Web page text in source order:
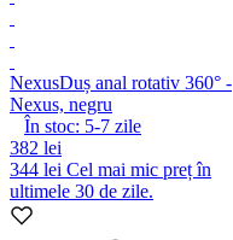
NexusDuș anal rotativ 360° -
Nexus, negru
În stoc: 5-7 zile
382 lei
344 lei Cel mai mic preț în
ultimele 30 de zile.